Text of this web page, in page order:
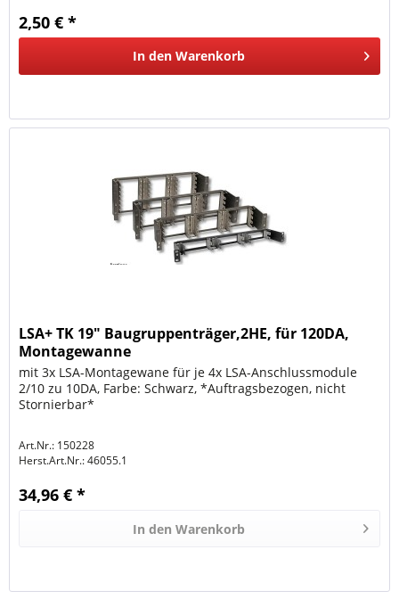
2,50 € *
In den Warenkorb
LSA+ TK 19" Baugruppenträger,2HE, für 120DA,
Montagewanne
mit 3x LSA-Montagewane für je 4x LSA-Anschlussmodule
2/10 zu 10DA, Farbe: Schwarz, *Auftragsbezogen, nicht
Stornierbar*
Art.Nr.: 150228
Herst.Art.Nr.:46055.1
34,96 € *
In den Warenkorb